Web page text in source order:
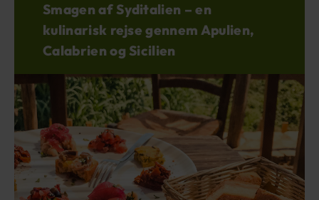
Smagen af Syditalien – en
kulinarisk rejse gennem Apulien,
Calabrien og Sicilien